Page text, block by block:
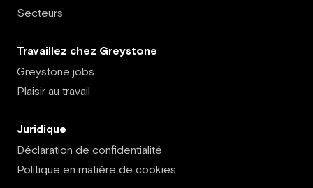
Secteurs
Travaillez chez Greystone
Greystone jobs
Plaisir au travail
Juridique
Déclaration de confidentialité
Politique en matière de cookies